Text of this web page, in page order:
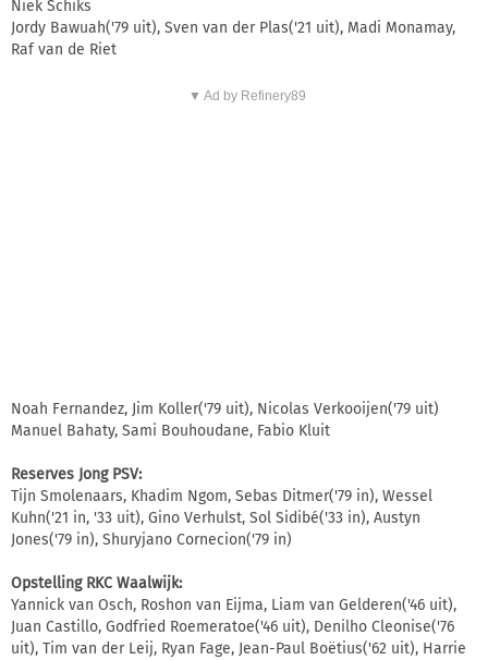
Niek Schiks
Jordy Bawuah('79 uit), Sven van der Plas('21 uit), Madi Monamay,
Raf van de Riet
▼ Ad by Refinery89
Noah Fernandez, Jim Koller('79 uit), Nicolas Verkooijen('79 uit)
Manuel Bahaty, Sami Bouhoudane, Fabio Kluit
Reserves Jong PSV:
Tijn Smolenaars, Khadim Ngom, Sebas Ditmer('79 in), Wessel
Kuhn('21 in, '33 uit), Gino Verhulst, Sol Sidibé('33 in), Austyn
Jones('79 in), Shuryjano Cornecion('79 in)
Opstelling RKC Waalwijk:
Yannick van Osch, Roshon van Eijma, Liam van Gelderen('46 uit),
Juan Castillo, Godfried Roemeratoe('46 uit), Denilho Cleonise('76
uit), Tim van der Leij, Ryan Fage, Jean-Paul Boëtius('62 uit), Harrie